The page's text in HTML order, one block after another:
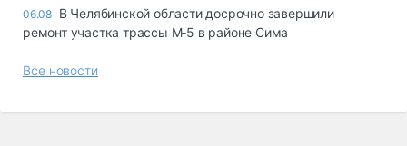
06.08 В Челябинской области досрочно завершили
ремонт участка трассы М‑5 в районе Сима
Все новости